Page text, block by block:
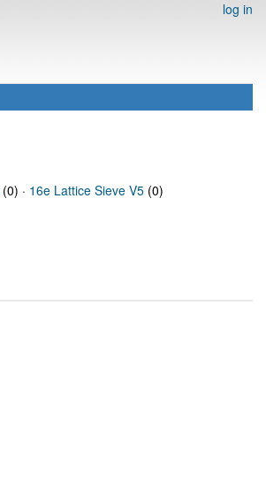
log in
(0) · 16e Lattice Sieve V5 (0)